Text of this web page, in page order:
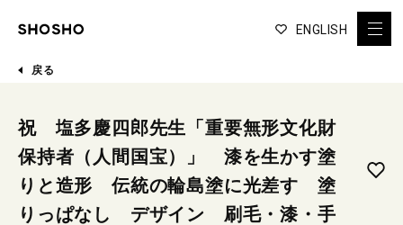
ENGLISH
戻る
祝 塩多慶四郎先生「重要無形文化財
保持者（人間国宝）」 漆を生かす塗
りと造形 伝統の輪島塗に光差す 塗
りっぱなし デザイン 刷毛・漆・手